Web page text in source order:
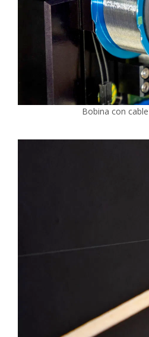
Bobina con